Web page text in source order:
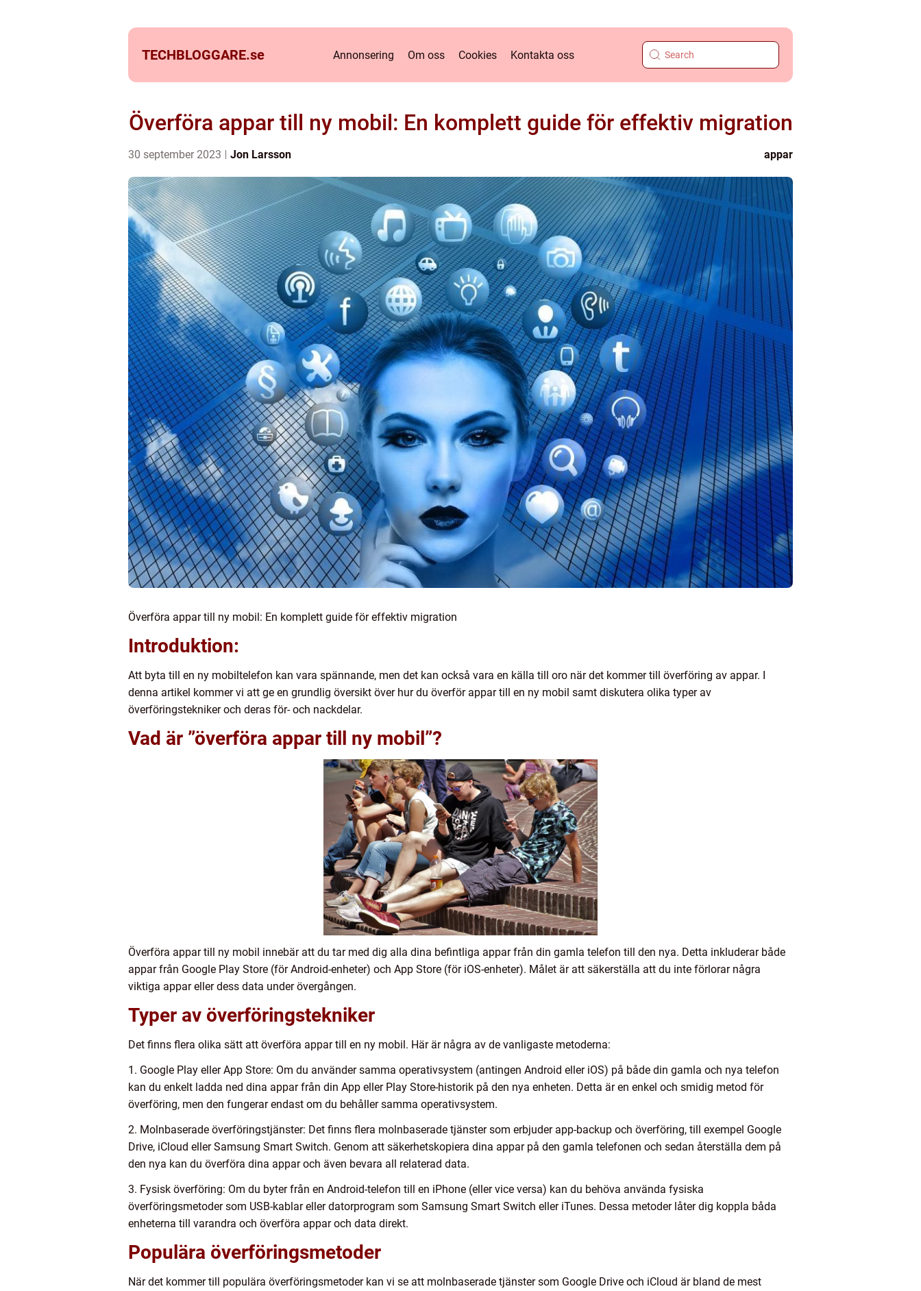
TECHBLOGGARE.se Annonsering Om oss Cookies Kontakta oss
Överföra appar till ny mobil: En komplett guide för effektiv migration
30 september 2023 Jon Larsson appar
Överföra appar till ny mobil: En komplett guide för effektiv migration
Introduktion:
Att byta till en ny mobiltelefon kan vara spännande, men det kan också vara en källa till oro när det kommer till överföring av appar. I
denna artikel kommer vi att ge en grundlig översikt över hur du överför appar till en ny mobil samt diskutera olika typer av
överföringstekniker och deras för- och nackdelar.
Vad är ”överföra appar till ny mobil”?
Överföra appar till ny mobil innebär att du tar med dig alla dina befintliga appar från din gamla telefon till den nya. Detta inkluderar både
appar från Google Play Store (för Android-enheter) och App Store (för iOS-enheter). Målet är att säkerställa att du inte förlorar några
viktiga appar eller dess data under övergången.
Typer av överföringstekniker
Det finns flera olika sätt att överföra appar till en ny mobil. Här är några av de vanligaste metoderna:
1. Google Play eller App Store: Om du använder samma operativsystem (antingen Android eller iOS) på både din gamla och nya telefon
kan du enkelt ladda ned dina appar från din App eller Play Store-historik på den nya enheten. Detta är en enkel och smidig metod för
överföring, men den fungerar endast om du behåller samma operativsystem.
2. Molnbaserade överföringstjänster: Det finns flera molnbaserade tjänster som erbjuder app-backup och överföring, till exempel Google
Drive, iCloud eller Samsung Smart Switch. Genom att säkerhetskopiera dina appar på den gamla telefonen och sedan återställa dem på
den nya kan du överföra dina appar och även bevara all relaterad data.
3. Fysisk överföring: Om du byter från en Android-telefon till en iPhone (eller vice versa) kan du behöva använda fysiska
överföringsmetoder som USB-kablar eller datorprogram som Samsung Smart Switch eller iTunes. Dessa metoder låter dig koppla båda
enheterna till varandra och överföra appar och data direkt.
Populära överföringsmetoder
När det kommer till populära överföringsmetoder kan vi se att molnbaserade tjänster som Google Drive och iCloud är bland de mest